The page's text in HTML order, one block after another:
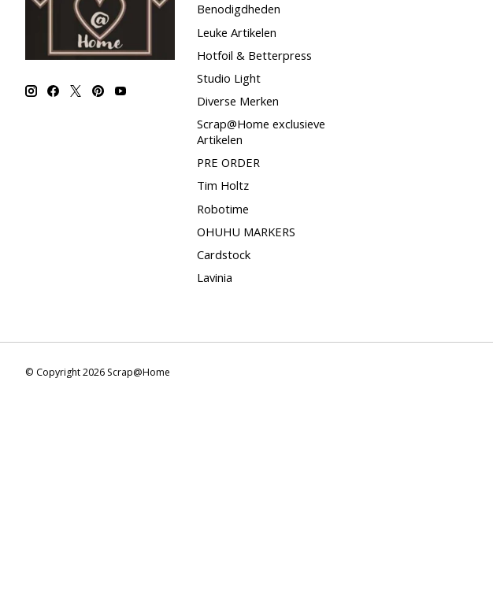
Benodigdheden
Leuke Artikelen
Hotfoil & Betterpress
Studio Light
Diverse Merken
Scrap@Home exclusieve
Artikelen
PRE ORDER
Tim Holtz
Robotime
OHUHU MARKERS
Cardstock
Lavinia
© Copyright 2026 Scrap@Home